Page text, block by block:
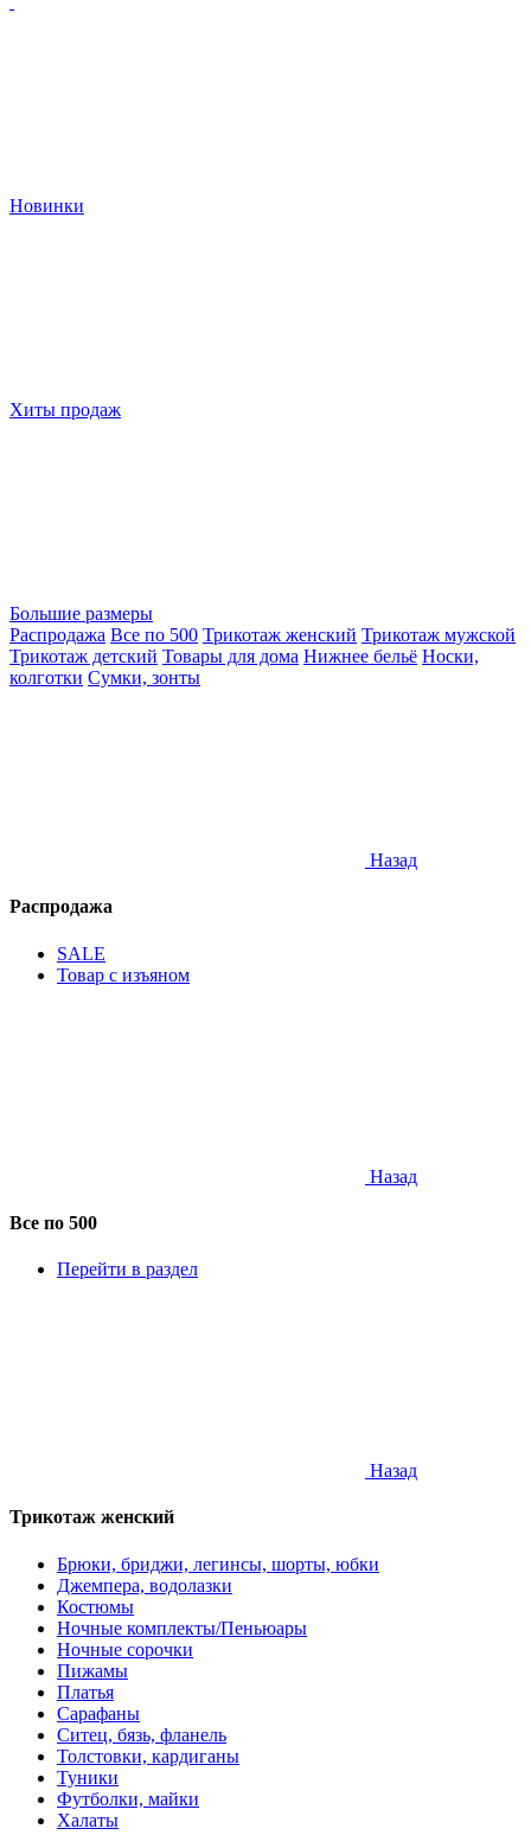
Новинки
Хиты продаж
Большие размеры
Распродажа Все по 500 Трикотаж женский Трикотаж мужской
Трикотаж детский Товары для дома Нижнее бельё Носки,
колготки Сумки, зонты
Назад
Распродажа
SALE
Товар с изъяном
Назад
Все по 500
Перейти в раздел
Назад
Трикотаж женский
Брюки, бриджи, легинсы, шорты, юбки
Джемпера, водолазки
Костюмы
Ночные комплекты/Пеньюары
Ночные сорочки
Пижамы
Платья
Сарафаны
Ситец, бязь, фланель
Толстовки, кардиганы
Туники
Футболки, майки
Халаты